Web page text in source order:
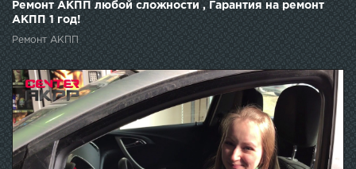
Ремонт АКПП любой сложности , Гарантия на ремонт
АКПП 1 год!
Ремонт АКПП